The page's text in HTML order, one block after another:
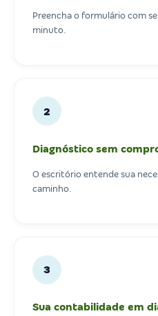
Preencha o formulário com
minuto.
2
Diagnóstico sem
O escritório entende sua
caminho.
3
Sua contabilidade em